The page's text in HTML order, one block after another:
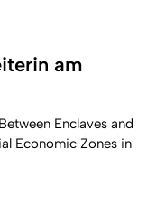
am
Enclaves and
Economic Zones in